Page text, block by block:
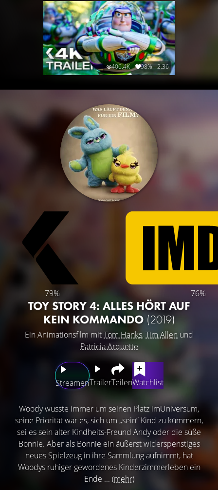
406.4K 98% 2:36
79% 76%
TOY STORY 4: ALLES HÖRT AUF
KEIN KOMMANDO (2019)
Ein Animationsfilm mitTom Hanks,Tim Allen und
Patricia Arquette
StreamenTrailerTeilenWatchlist
Woody wusste immer um seinen Platz imUniversum,
seine Priorität war es, sich um „sein“ Kind zu kümmern,
sei es sein alter Kindheits-Freund Andy oder die süße
Bonnie. Aber als Bonnie ein äußerst widerspenstiges
neues Spielzeug in ihre Sammlung aufnimmt, hat
Woodys ruhiger gewordenes Kinderzimmerleben ein
Ende ... (mehr)